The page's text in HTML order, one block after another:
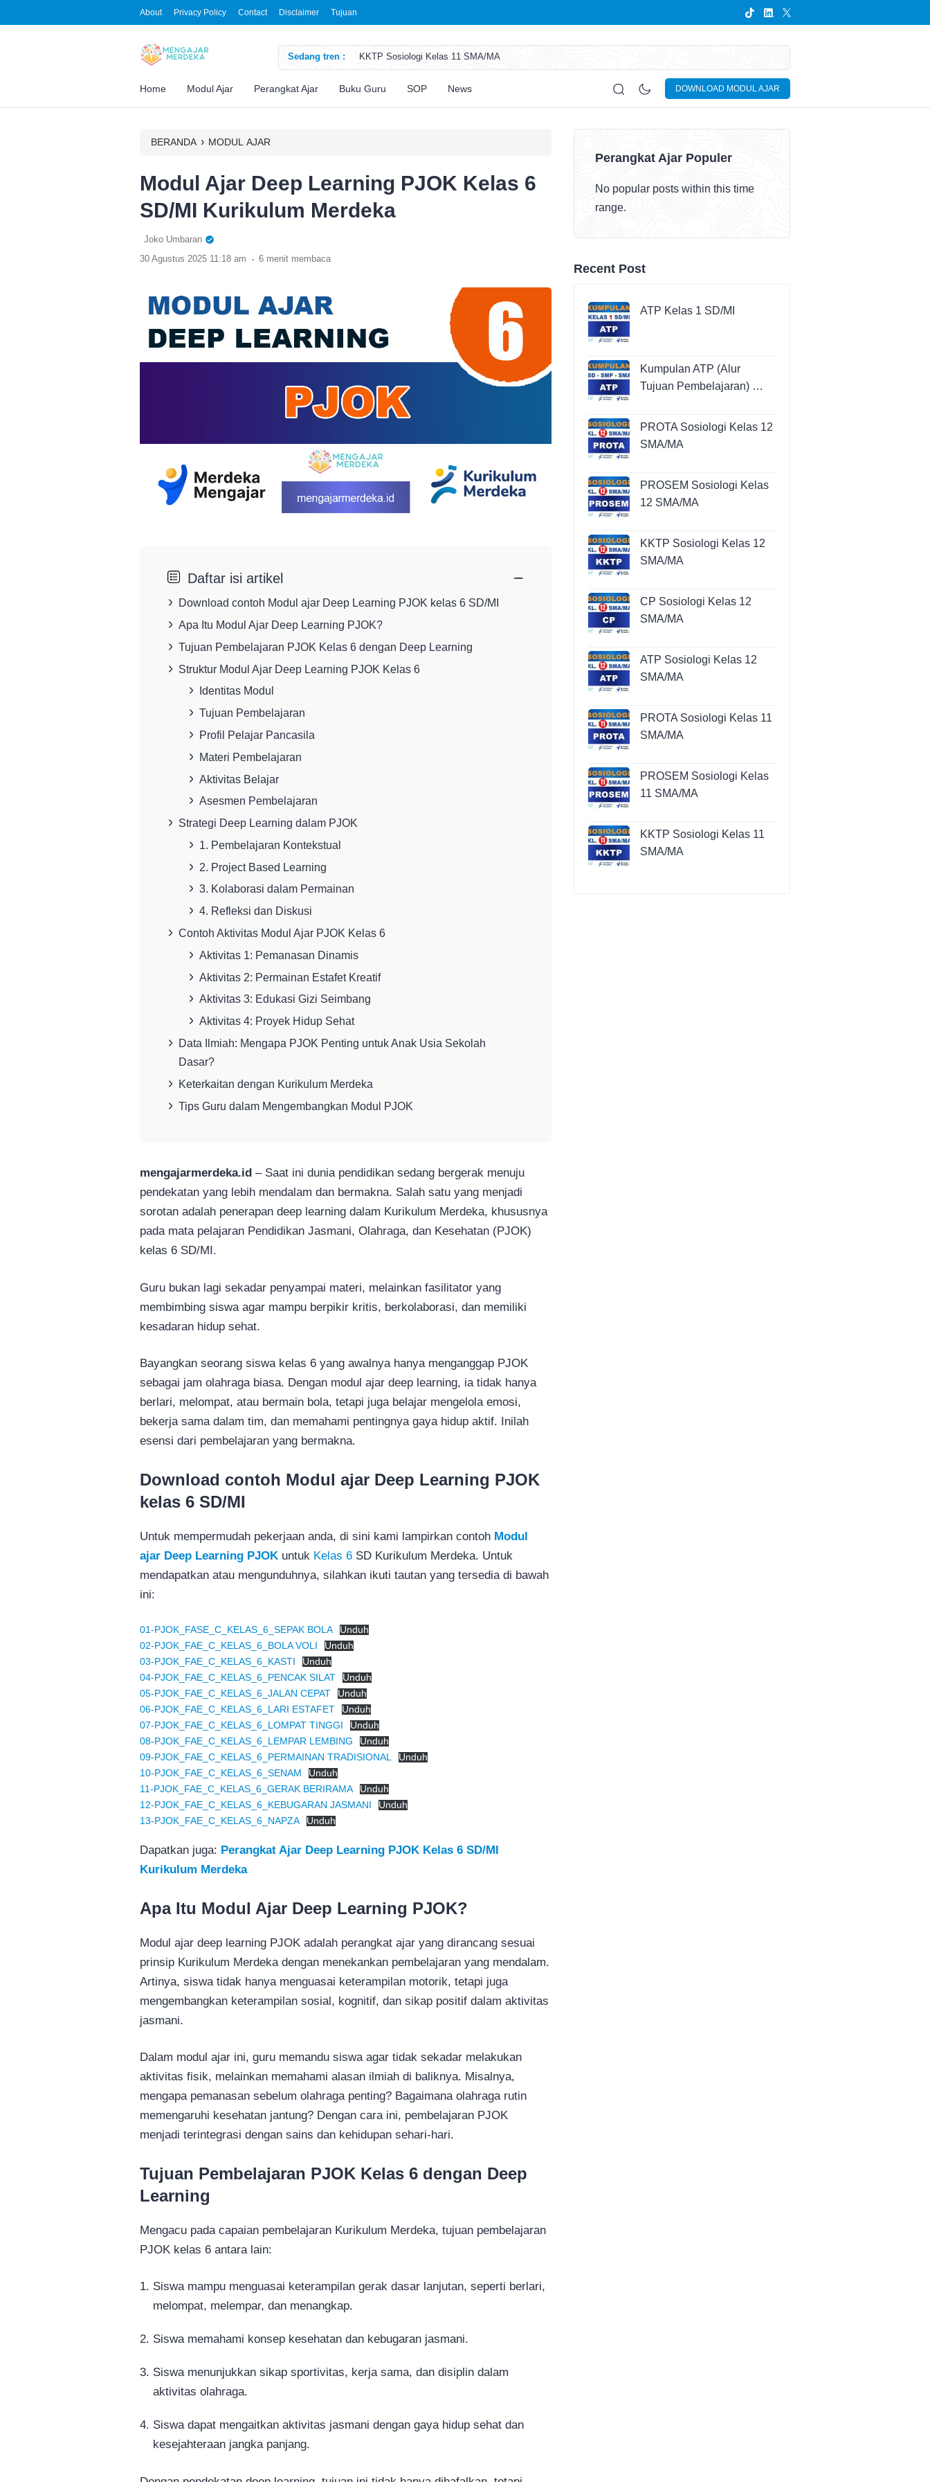
About Privacy Policy Contact Disclaimer Tujuan
Sedang tren :
KKTP Sosiologi Kelas 11 SMA/MA
ATP Seni Rupa Kelas 11 SMA/MA
ATP Sosiologi Kelas 11 SMA/MA
DOWNLOAD MODUL AJAR
Home Modul Ajar Perangkat Ajar Buku Guru SOP News
BERANDA › MODUL AJAR
Modul Ajar Deep Learning PJOK Kelas 6
SD/MI Kurikulum Merdeka
Joko Umbaran
30 Agustus 2025 11:18 am . 6 menit membaca
Daftar isi artikel −
Download contoh Modul ajar Deep Learning PJOK kelas 6 SD/MI
Apa Itu Modul Ajar Deep Learning PJOK?
Tujuan Pembelajaran PJOK Kelas 6 dengan Deep Learning
Struktur Modul Ajar Deep Learning PJOK Kelas 6
Identitas Modul
Tujuan Pembelajaran
Profil Pelajar Pancasila
Materi Pembelajaran
Aktivitas Belajar
Asesmen Pembelajaran
Strategi Deep Learning dalam PJOK
1. Pembelajaran Kontekstual
2. Project Based Learning
3. Kolaborasi dalam Permainan
4. Refleksi dan Diskusi
Contoh Aktivitas Modul Ajar PJOK Kelas 6
Aktivitas 1: Pemanasan Dinamis
Aktivitas 2: Permainan Estafet Kreatif
Aktivitas 3: Edukasi Gizi Seimbang
Aktivitas 4: Proyek Hidup Sehat
Data Ilmiah: Mengapa PJOK Penting untuk Anak Usia Sekolah
Dasar?
Keterkaitan dengan Kurikulum Merdeka
Tips Guru dalam Mengembangkan Modul PJOK
mengajarmerdeka.id – Saat ini dunia pendidikan sedang bergerak menuju
pendekatan yang lebih mendalam dan bermakna. Salah satu yang menjadi
sorotan adalah penerapan deep learning dalam Kurikulum Merdeka, khususnya
pada mata pelajaran Pendidikan Jasmani, Olahraga, dan Kesehatan (PJOK)
kelas 6 SD/MI.
Guru bukan lagi sekadar penyampai materi, melainkan fasilitator yang
membimbing siswa agar mampu berpikir kritis, berkolaborasi, dan memiliki
kesadaran hidup sehat.
Bayangkan seorang siswa kelas 6 yang awalnya hanya menganggap PJOK
sebagai jam olahraga biasa. Dengan modul ajar deep learning, ia tidak hanya
berlari, melompat, atau bermain bola, tetapi juga belajar mengelola emosi,
bekerja sama dalam tim, dan memahami pentingnya gaya hidup aktif. Inilah
esensi dari pembelajaran yang bermakna.
Download contoh Modul ajar Deep Learning PJOK
kelas 6 SD/MI
Untuk mempermudah pekerjaan anda, di sini kami lampirkan contoh Modul
ajar Deep Learning PJOK untuk Kelas 6 SD Kurikulum Merdeka. Untuk
mendapatkan atau mengunduhnya, silahkan ikuti tautan yang tersedia di bawah
ini:
01-PJOK_FASE_C_KELAS_6_SEPAK BOLA
Unduh
02-PJOK_FAE_C_KELAS_6_BOLA VOLI
Unduh
03-PJOK_FAE_C_KELAS_6_KASTI
Unduh
04-PJOK_FAE_C_KELAS_6_PENCAK SILAT
Unduh
05-PJOK_FAE_C_KELAS_6_JALAN CEPAT
Unduh
06-PJOK_FAE_C_KELAS_6_LARI ESTAFET
Unduh
07-PJOK_FAE_C_KELAS_6_LOMPAT TINGGI
Unduh
08-PJOK_FAE_C_KELAS_6_LEMPAR LEMBING
Unduh
09-PJOK_FAE_C_KELAS_6_PERMAINAN TRADISIONAL
Unduh
10-PJOK_FAE_C_KELAS_6_SENAM
Unduh
11-PJOK_FAE_C_KELAS_6_GERAK BERIRAMA
Unduh
12-PJOK_FAE_C_KELAS_6_KEBUGARAN JASMANI
Unduh
13-PJOK_FAE_C_KELAS_6_NAPZA
Unduh
Dapatkan juga: Perangkat Ajar Deep Learning PJOK Kelas 6 SD/MI
Kurikulum Merdeka
Apa Itu Modul Ajar Deep Learning PJOK?
Modul ajar deep learning PJOK adalah perangkat ajar yang dirancang sesuai
prinsip Kurikulum Merdeka dengan menekankan pembelajaran yang mendalam.
Artinya, siswa tidak hanya menguasai keterampilan motorik, tetapi juga
mengembangkan keterampilan sosial, kognitif, dan sikap positif dalam aktivitas
jasmani.
Dalam modul ajar ini, guru memandu siswa agar tidak sekadar melakukan
aktivitas fisik, melainkan memahami alasan ilmiah di baliknya. Misalnya,
mengapa pemanasan sebelum olahraga penting? Bagaimana olahraga rutin
memengaruhi kesehatan jantung? Dengan cara ini, pembelajaran PJOK
menjadi terintegrasi dengan sains dan kehidupan sehari-hari.
Tujuan Pembelajaran PJOK Kelas 6 dengan Deep
Learning
Mengacu pada capaian pembelajaran Kurikulum Merdeka, tujuan pembelajaran
PJOK kelas 6 antara lain:
Siswa mampu menguasai keterampilan gerak dasar lanjutan, seperti berlari,
melompat, melempar, dan menangkap.
Siswa memahami konsep kesehatan dan kebugaran jasmani.
Siswa menunjukkan sikap sportivitas, kerja sama, dan disiplin dalam
aktivitas olahraga.
Siswa dapat mengaitkan aktivitas jasmani dengan gaya hidup sehat dan
kesejahteraan jangka panjang.
Perangkat Ajar Populer
No popular posts within this time
range.
Recent Post
ATP Kelas 1 SD/MI
Kumpulan ATP (Alur
Tujuan Pembelajaran) …
PROTA Sosiologi Kelas 12
SMA/MA
PROSEM Sosiologi Kelas
12 SMA/MA
KKTP Sosiologi Kelas 12
SMA/MA
CP Sosiologi Kelas 12
SMA/MA
ATP Sosiologi Kelas 12
SMA/MA
PROTA Sosiologi Kelas 11
SMA/MA
PROSEM Sosiologi Kelas
11 SMA/MA
KKTP Sosiologi Kelas 11
SMA/MA